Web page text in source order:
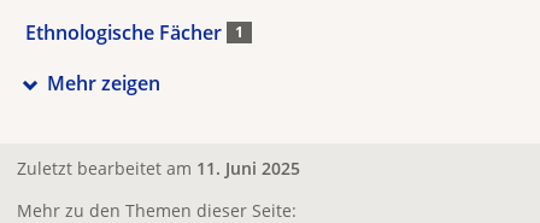
Ethnologische Fächer 1
Mehr zeigen
Zuletzt bearbeitet am 11. Juni 2025
Mehr zu den Themen dieser Seite: